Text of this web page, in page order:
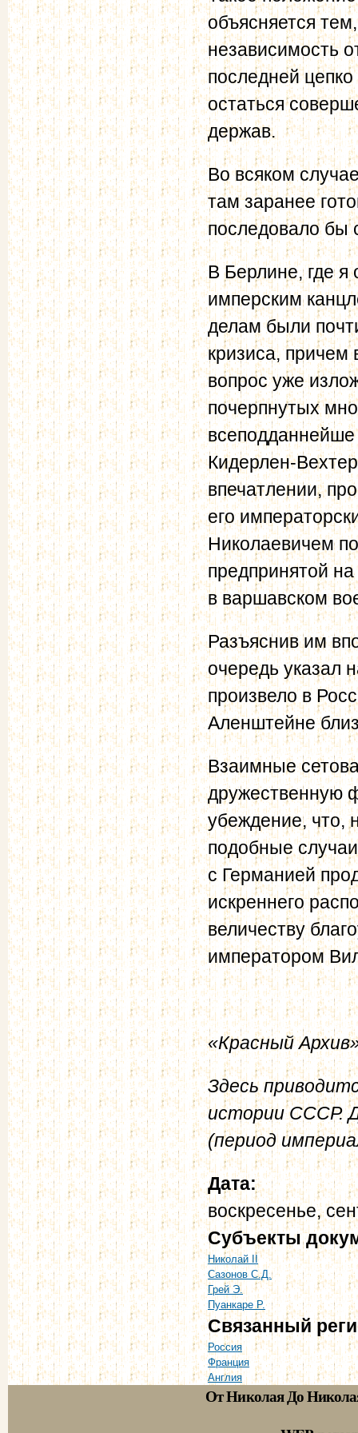
объясняется
независимость
последней
остаться
держав.
Во всяком
там заранее
последовало бы
В Берлине, где я
имперским
делам были
кризиса, причем
вопрос уже
почерпнутых
всеподданнейше
Кидерлен-
впечатлении,
его
Николаевичем
предпринятой
в варшавском
Разъяснив им
очередь указал
произвело в
Аленштейне
Взаимные
дружественную
убеждение, что,
подобные
с Германией
искреннего
величеству
императором
«Красный
Здесь
истории СССР.
(период
Дата:
воскресенье,
Субъекты
Николай II
Сазонов С.Д.
Грей Э.
Пуанкаре Р.
Связанный
Россия
Франция
Англия
От Николая До